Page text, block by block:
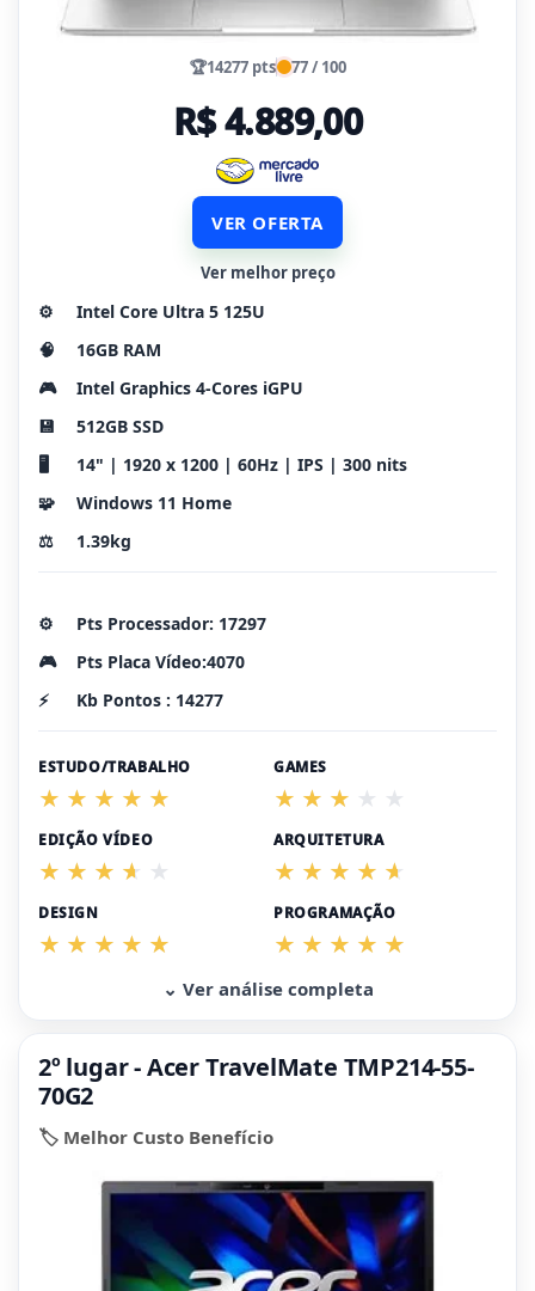
🏆14277 pts 77 / 100
R$ 4.889,00
VER OFERTA
Ver melhor preço
⚙️
Intel Core Ultra 5 125U
🧠
16GB RAM
🎮
Intel Graphics 4-Cores iGPU
💾
512GB SSD
🖥️
14" | 1920 x 1200 | 60Hz | IPS | 300 nits
🧩
Windows 11 Home
⚖️
1.39kg
⚙️
Pts Processador: 17297
🎮
Pts Placa Vídeo:4070
⚡
Kb Pontos : 14277
ESTUDO/TRABALHO GAMES
EDIÇÃO VÍDEO ARQUITETURA
DESIGN PROGRAMAÇÃO
⌄ Ver análise completa
2º lugar - Acer TravelMate TMP214-55-
70G2
🏷️ Melhor Custo Benefício